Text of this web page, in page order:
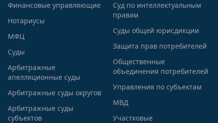
Финансовые управляющие
Нотариусы
МФЦ
Суды
Арбитражные
апелляционные суды
Арбитражные суды округов
Арбитражные суды
субъектов
Суд по интеллектуальным
правам
Суды общей юрисдикции
Защита прав потребителей
Общественные
объединения потребителей
Управления по субъектам
МВД
Участковые